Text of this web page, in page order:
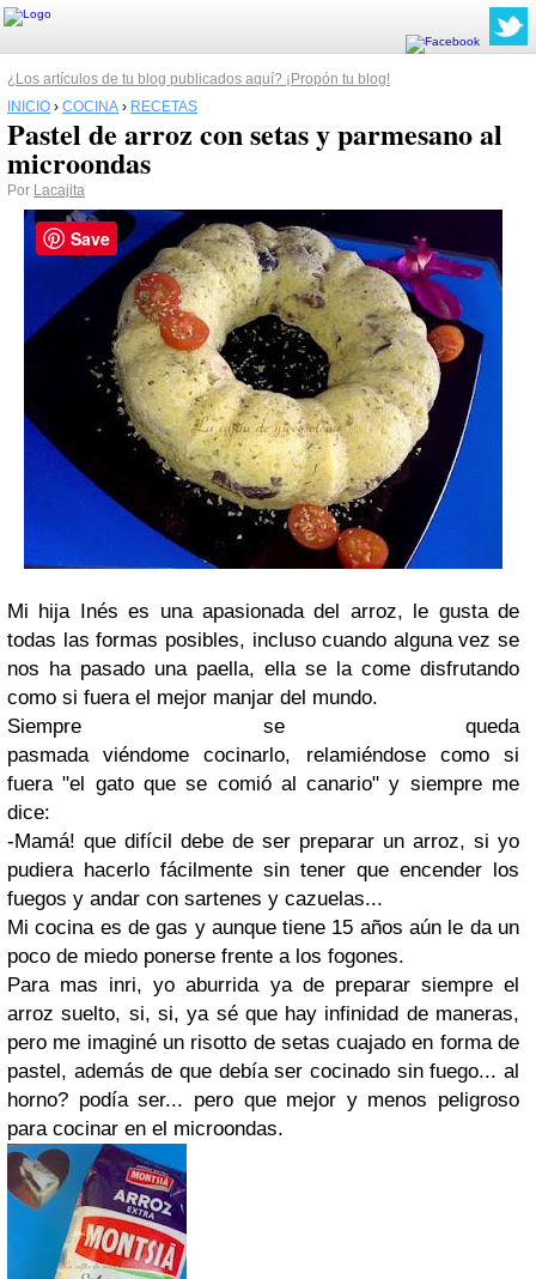
¿Los artículos de tu blog publicados aquí? ¡Propón tu blog!
INICIO › COCINA › RECETAS
Pastel de arroz con setas y parmesano al
microondas
Por Lacajita
Mi hija Inés es una apasionada del arroz, le gusta de
todas las formas posibles, incluso cuando alguna vez se
nos ha pasado una paella, ella se la come disfrutando
como si fuera el mejor manjar del mundo.
Siempre se queda
pasmada viéndome cocinarlo, relamiéndose como si
fuera "el gato que se comió al canario" y siempre me
dice:
-Mamá! que difícil debe de ser preparar un arroz, si yo
pudiera hacerlo fácilmente sin tener que encender los
fuegos y andar con sartenes y cazuelas...
Mi cocina es de gas y aunque tiene 15 años aún le da un
poco de miedo ponerse frente a los fogones.
Para mas inri, yo aburrida ya de preparar siempre el
arroz suelto, si, si, ya sé que hay infinidad de maneras,
pero me imaginé un risotto de setas cuajado en forma de
pastel, además de que debía ser cocinado sin fuego... al
horno? podía ser... pero que mejor y menos peligroso
para cocinar en el microondas.
Save